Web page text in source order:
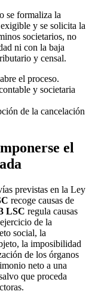
se formaliza la
y se solicita la
societarios, no
ni con la baja
y censal.
el proceso.
y societaria
de la cancelación
el
previstas en la Ley
recoge causas de
LSC regula causas
de la
social, la
la imposibilidad
de los órganos
neto a una
que proceda